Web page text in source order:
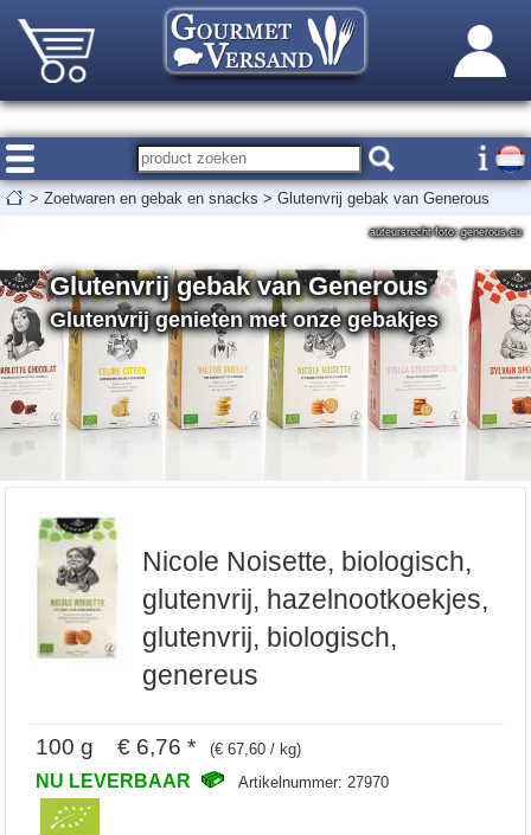
> Zoetwaren en gebak en snacks > Glutenvrij gebak van Generous
Glutenvrij gebak van Generous
Glutenvrij genieten met onze gebakjes
auteursrecht foto: generous.eu
Nicole Noisette, biologisch,
glutenvrij, hazelnootkoekjes,
glutenvrij, biologisch,
genereus
100 g € 6,76 * (€ 67,60 / kg)
NU LEVERBAAR Artikelnummer: 27970